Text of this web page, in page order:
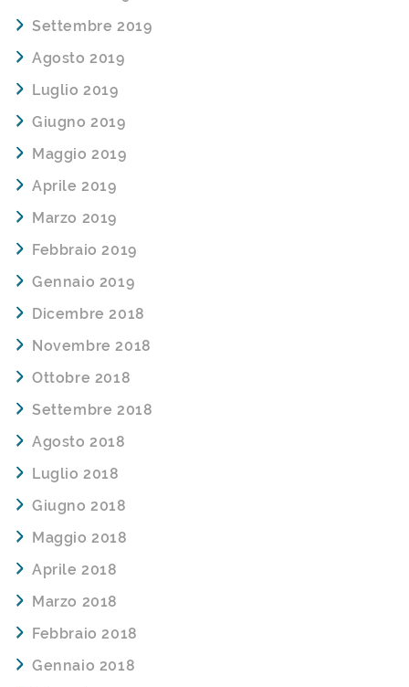
Settembre 2019
Agosto 2019
Luglio 2019
Giugno 2019
Maggio 2019
Aprile 2019
Marzo 2019
Febbraio 2019
Gennaio 2019
Dicembre 2018
Novembre 2018
Ottobre 2018
Settembre 2018
Agosto 2018
Luglio 2018
Giugno 2018
Maggio 2018
Aprile 2018
Marzo 2018
Febbraio 2018
Gennaio 2018